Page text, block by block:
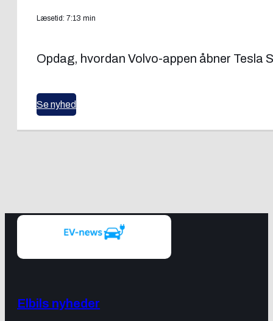
Læsetid: 7:13 min
Opdag, hvordan Volvo-appen åbner Tesla
Se nyhed
Elbils nyheder